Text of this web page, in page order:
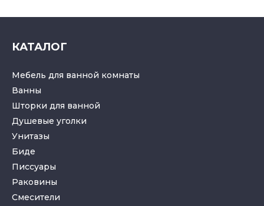
КАТАЛОГ
Мебель для ванной комнаты
Ванны
Шторки для ванной
Душевые уголки
Унитазы
Биде
Писсуары
Раковины
Смесители